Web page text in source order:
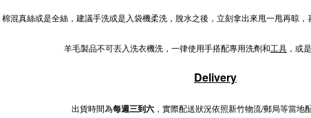
棉混真絲或是全絲，建議手洗或是入袋機柔洗，脫水之後，立刻拿出來甩一甩再晾，
羊毛製品不可丟入洗衣機洗，一律使用手搭配專用洗劑和工具 ，或
Delivery
出貨時間為每週三到六，實際配送狀況依照新竹物流/郵局等當地